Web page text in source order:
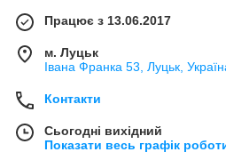
Працює з 13.06.2017
м. Луцьк
Івана Франка 53, Луцьк,
Контакти
Сьогодні вихідний
Показати весь графік